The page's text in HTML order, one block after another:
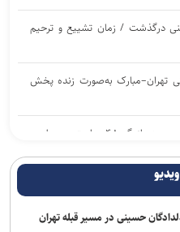
درگذشت / زمان تشییع و ترحیم
تهران–مبارک به‌صورت زنده پخش
کمپین عجیب نتفلیکس برای فیلم جدید؛ بازیگر ۴۸ ساعت در بیلبورد
می‌شود
اسلامی در پی درگذشت استاد
ویدیو
حسینی در مسیر قبله تهران